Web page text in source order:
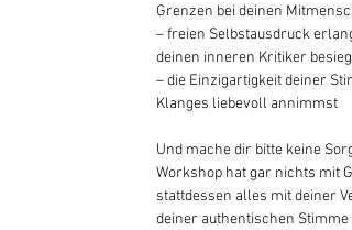
Grenzen bei deinen
– freien Selbstausdruck
deinen inneren Kritiker
– die Einzigartigkeit deiner
Klanges liebevoll annimmst
Und mache dir bitte keine
Workshop hat gar nichts mit
stattdessen alles mit deiner
deiner authentischen Stimme